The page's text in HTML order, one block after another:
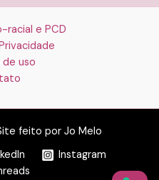
racial e PCD
de uso
feito por Jo Melo
Instagram